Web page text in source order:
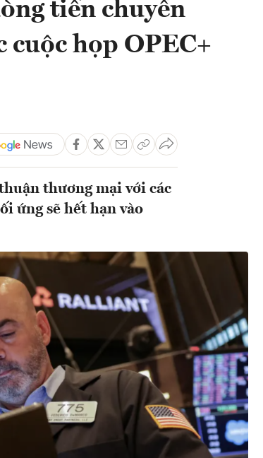
tiền chuyển
họp OPEC+
thương mại với các
ứng sẽ hết hạn vào